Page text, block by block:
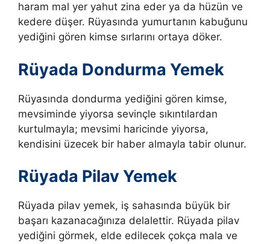
haram mal yer yahut zina eder ya da hüzün ve
kedere düşer. Rüyasında yumurtanın kabuğunu
yediğini gören kimse sırlarını ortaya döker.
Rüyada Dondurma Yemek
Rüyasında dondurma yediğini gören kimse,
mevsiminde yiyorsa sevinçle sıkıntılardan
kurtulmayla; mevsimi haricinde yiyorsa,
kendisini üzecek bir haber almayla tabir olunur.
Rüyada Pilav Yemek
Rüyada pilav yemek, iş sahasında büyük bir
başarı kazanacağınıza delalettir. Rüyada pilav
yediğini görmek, elde edilecek çokça mala ve